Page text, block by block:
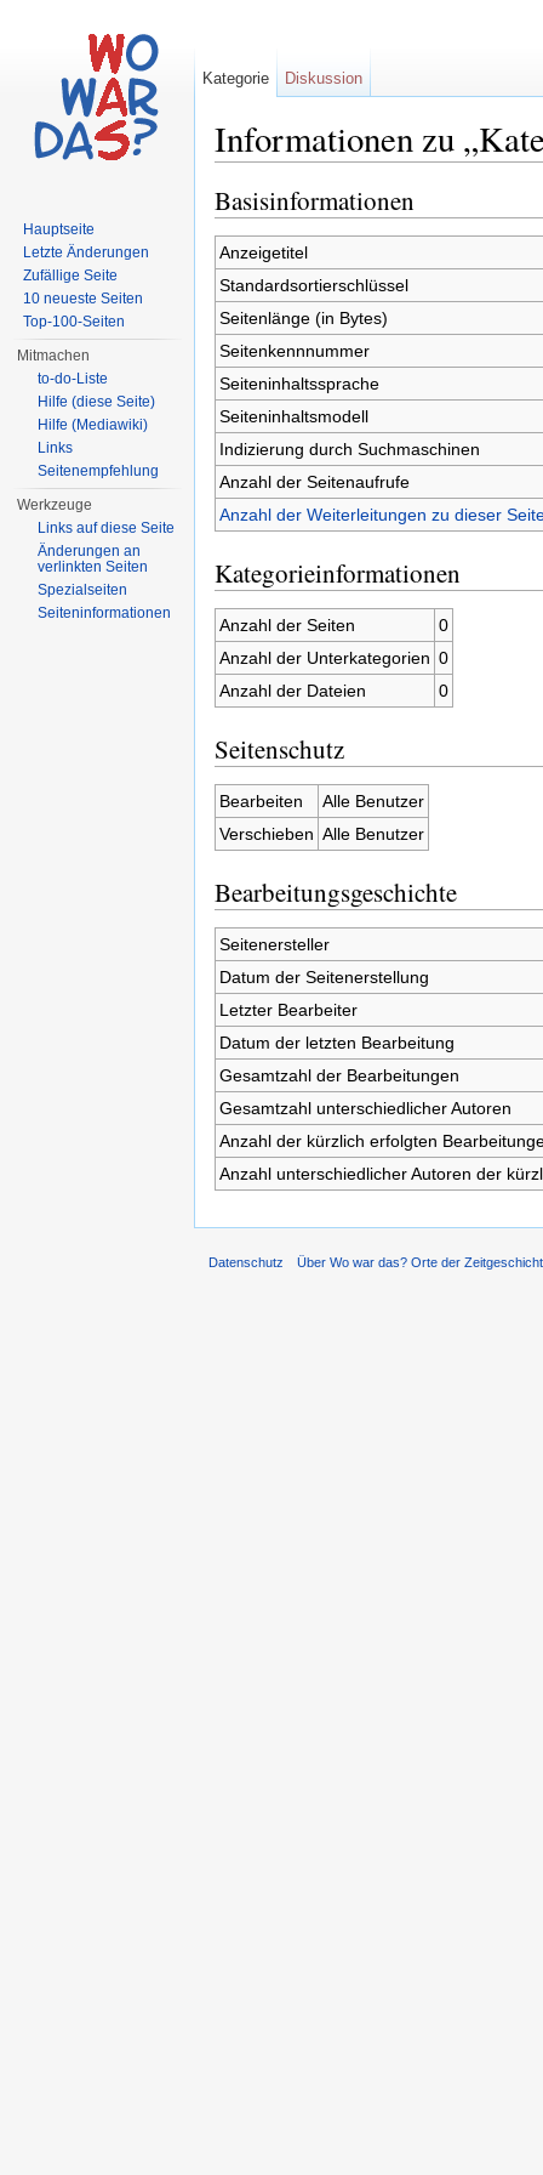
Informationen zu
Basisinformationen
Anzeigetitel
Standardsortierschlüssel
Seitenlänge (in Bytes)
Seitenkennnummer
Seiteninhaltssprache
Seiteninhaltsmodell
Indizierung durch Suchmaschinen
Anzahl der Seitenaufrufe
Anzahl der Weiterleitungen zu dieser
Kategorieinformationen
Anzahl der Seiten
0
Anzahl der Unterkategorien 0
Anzahl der Dateien
0
Seitenschutz
Bearbeiten
Alle Benutzer
Verschieben Alle Benutzer
Bearbeitungsgeschichte
Seitenersteller
Datum der Seitenerstellung
Letzter Bearbeiter
Datum der letzten Bearbeitung
Gesamtzahl der Bearbeitungen
Gesamtzahl unterschiedlicher Autoren
Anzahl der kürzlich erfolgten
Anzahl unterschiedlicher Autoren der
Kategorie Diskussion
Hauptseite
Letzte Änderungen
Zufällige Seite
10 neueste Seiten
Top-100-Seiten
Mitmachen
to-do-Liste
Hilfe (diese Seite)
Hilfe (Mediawiki)
Links
Seitenempfehlung
Werkzeuge
Links auf diese Seite
Änderungen an
verlinkten Seiten
Spezialseiten
Seiteninformationen
Datenschutz Über Wo war das? Orte der